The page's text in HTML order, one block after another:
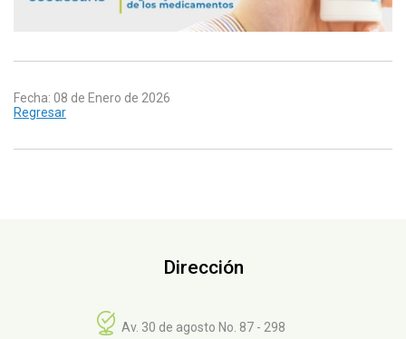
Fecha: 08 de Enero de 2026
Regresar
Dirección
Av. 30 de agosto No. 87 - 298